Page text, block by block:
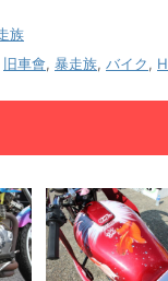
族
旧車會, 暴走族, バイク,